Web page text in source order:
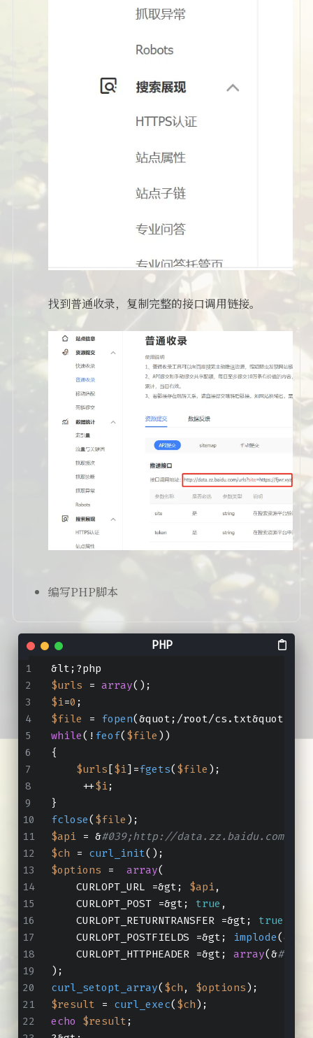
找到普通收录，复制完整的接口调用链接。
编写PHP脚本
&lt;?php
$urls = array();
$i=0 ;
$file = fopen(&quot;/root/cs.txt&quot;,
while(! feof( $file ))
{
$urls[$i]=fgets( $file );
     ++
$i;
}
fclose( $file );
$api = &#039;http://data.zz.baidu.com/
$ch = curl_init();
$options = array(
    CURLOPT_URL =&gt;
$api,
    CURLOPT_POST =&gt;
true ,
    CURLOPT_RETURNTRANSFER =&gt;
true
    CURLOPT_POSTFIELDS =&gt;
implode
    CURLOPT_HTTPHEADER =&gt;
array(&
);
curl_setopt_array( $ch , $options);
$result = curl_exec( $ch);
echo $result ;